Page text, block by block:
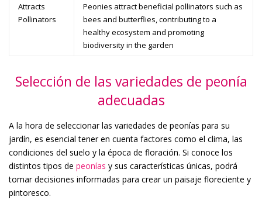
Attracts
Pollinators
Peonies attract beneficial pollinators such as
bees and butterflies, contributing to a
healthy ecosystem and promoting
biodiversity in the garden
Selección de las variedades de peonía
adecuadas
A la hora de seleccionar las variedades de peonías para su
jardín, es esencial tener en cuenta factores como el clima, las
condiciones del suelo y la época de floración. Si conoce los
distintos tipos de peonías y sus características únicas, podrá
tomar decisiones informadas para crear un paisaje floreciente y
pintoresco.